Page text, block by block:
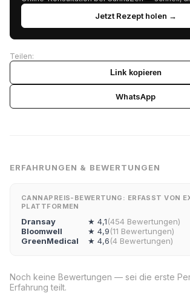
Jetzt Rezept holen →
Teilen:
Link kopieren
WhatsApp
ERFAHRUNGEN & BEWERTUNGEN
CANNAPREIS-BEWERTUNG: ERFASST VON
PLATTFORMEN
Dransay ★ 4,1(454 Bewertungen)
Bloomwell
★ 4,9(11 Bewertungen)
GreenMedical
★ 4,6(4 Bewertungen)
Noch keine Bewertungen — sei die erste
Erfahrung teilt.